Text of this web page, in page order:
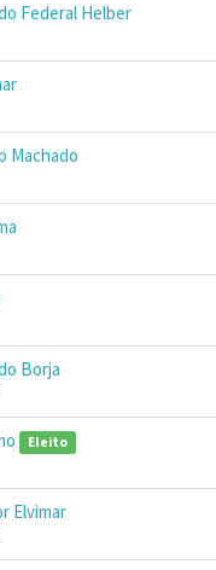
Federal Helber
Machado
Borja
Eleito
Elvimar